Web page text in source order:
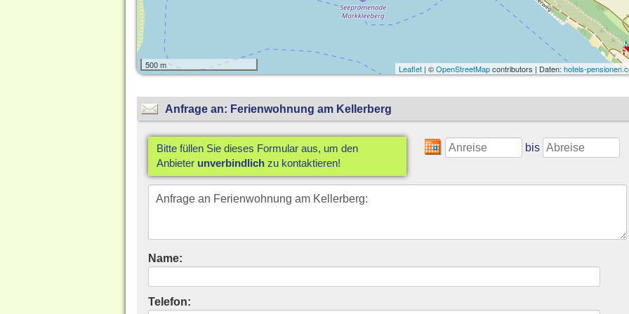
500 m Leaflet | ©OpenStreetMapcontributors | Daten:hotels-
Anfrage an: Ferienwohnung am Kellerberg
Bitte füllen Sie dieses Formular aus, um den
Anbieter unverbindlich zu kontaktieren!
bis
Name:
Telefon: